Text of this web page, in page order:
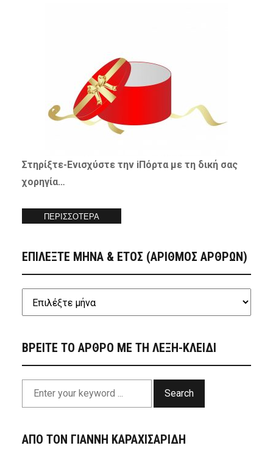
Στηρίξτε-Ενισχύστετην iΠόρτα με τη δική σας
χορηγία…
ΠΕΡΙΣΣΟΤΕΡΑ
ΕΠΙΛΕΞΤΕ ΜΗΝΑ & ΕΤΟΣ (ΑΡΙΘΜΟΣ ΑΡΘΡΩΝ)
ΒΡΕΙΤΕ ΤΟ ΑΡΘΡΟ ΜΕ ΤΗ ΛΕΞΗ-ΚΛΕΙΔΙ
Search
ΑΠΟ ΤΟΝ ΓΙΑΝΝΗ ΚΑΡΑΧΙΣΑΡΙΔΗ